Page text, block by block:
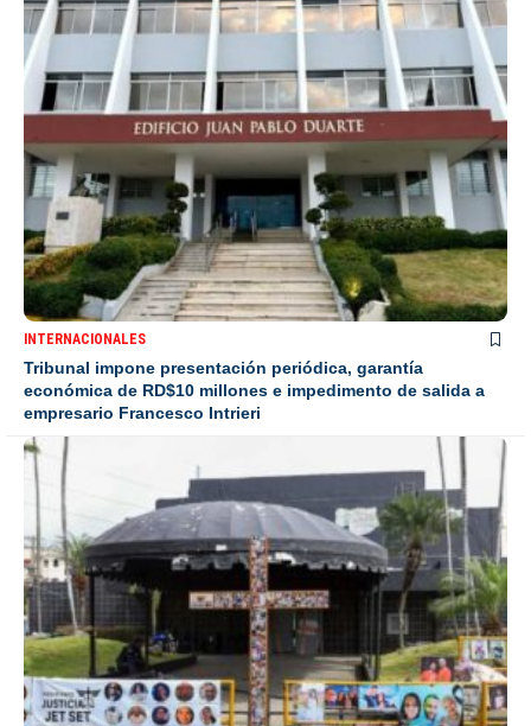
INTERNACIONALES
Tribunal impone presentación periódica, garantía
económica de RD$10 millones e impedimento de salida a
empresario Francesco Intrieri